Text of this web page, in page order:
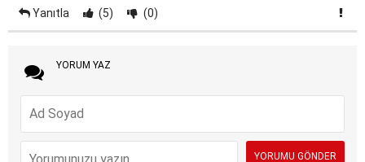
Yanıtla (5) (0)
YORUM YAZ